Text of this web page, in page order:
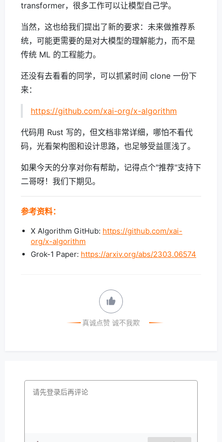
transformer，很多工作可以让模型自己学。
当然，这也给我们提出了新的要求：未来做推荐系
统，可能更需要的是对大模型的理解能力，而不是
传统 ML 的工程能力。
还没有去看看的同学，可以抓紧时间 clone 一份下
来：
https://github.com/xai-org/x-algorithm
代码用 Rust 写的，但文档非常详细，哪怕不看代
码，光看架构图和设计思路，也足够受益匪浅了。
如果今天的分享对你有帮助，记得点个"推荐"支持下
二哥呀！我们下期见。
参考资料：
X Algorithm GitHub: https://github.com/xai-
org/x-algorithm
Grok-1 Paper: https://arxiv.org/abs/2303.06574
真诚点赞 诚不我欺